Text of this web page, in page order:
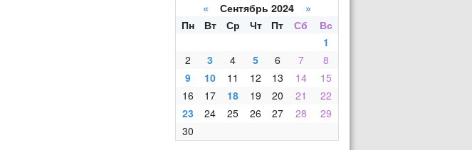
« Сентябрь 2024 »
Пн
Вт Ср Чт Пт Сб
Вс
1
2
3 4 5 6 7
8
9
10 11 12 13 14
15
16
17 18 19 20 21
22
23
24 25 26 27 28
29
30